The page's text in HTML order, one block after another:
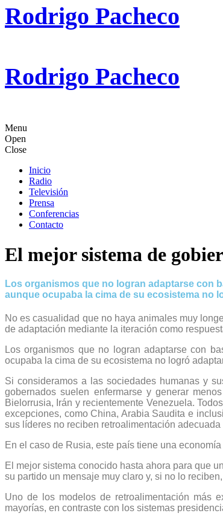
Rodrigo Pacheco
Rodrigo Pacheco
Menu
Open
Close
Inicio
Radio
Televisión
Prensa
Conferencias
Contacto
El mejor sistema de
Los organismos que no logran adaptarse con
aunque ocupaba la cima de su ecosistema no
No es casualidad que no haya animales muy
de adaptación mediante la iteración como
Los organismos que no logran adaptarse con
ocupaba la cima de su ecosistema no logró
Si consideramos a las sociedades humanas y
gobernados suelen enfermarse y generar
Bielorrusia, Irán y recientemente Venezuela.
excepciones, como China, Arabia Saudita e
sus líderes no reciben retroalimentación
En el caso de Rusia, este país tiene una
El mejor sistema conocido hasta ahora para que
su partido un mensaje muy claro y, si no lo
Uno de los modelos de retroalimentación más
mayorías, en contraste con los sistemas